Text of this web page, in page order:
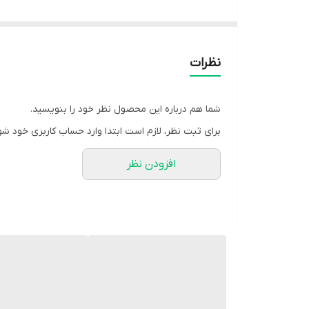
تمام رنگا با تیراژ خیلی خیلی بالا😍
کار شیک و مزونی
دور سینه حدودا104
نظرات
شما هم درباره این محصول نظر خود را بنویسید.
برای ثبت نظر، لازم است ابتدا وارد حساب کاربری خود
افزودن نظر